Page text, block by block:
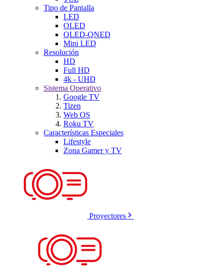
Tipo de Pantalla
LED
OLED
QLED-QNED
Mini LED
Resolución
HD
Full HD
4k - UHD
Sistema Operativo
Google TV
Tizen
Web OS
Roku TV
Características Especiales
Lifestyle
Zona Gamer y TV
Proyectores